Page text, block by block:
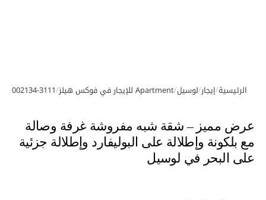
معرض الصور
الرئيسية/إيجار/لوسيل/Apartment للإيجار في فوكس هيلز /
AS-002134-3111
عرض مميز – شقة شبه مفروشة غرفة وصالة
مع بلكونة وإطلالة على البوليفارد وإطلالة جزئية
على البحر في لوسيل